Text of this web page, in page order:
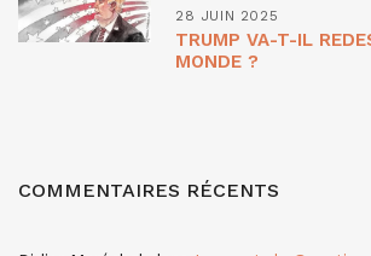
28 JUIN 2025
TRUMP VA-T-IL
MONDE ?
COMMENTAIRES RÉCENTS